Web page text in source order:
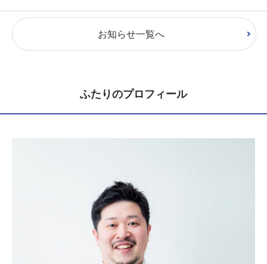
お知らせ一覧へ
ふたりのプロフィール